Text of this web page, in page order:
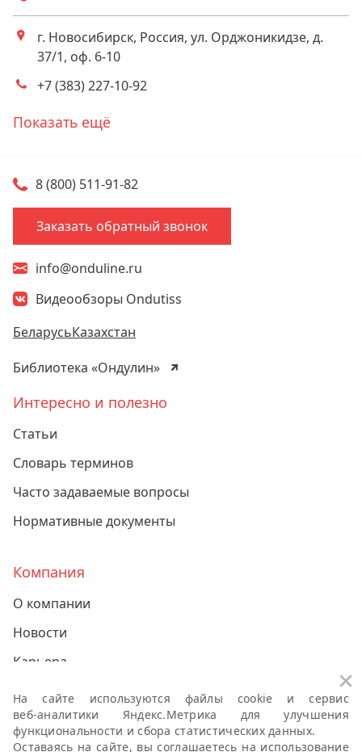
Телефоны
Адрес
г. Новосибирск, Россия, ул. Орджоникидзе, д.
37/1, оф. 6-10
+7 (383) 227-10-92
Показать ещё
8 (800) 511-91-82
Заказать обратный звонок
info@onduline.ru
Видеообзоры Ondutiss
БеларусьКазахстан
Библиотека «Ондулин»
Интересно и полезно
Статьи
Словарь терминов
Часто задаваемые вопросы
Нормативные документы
Компания
О компании
Новости
Карьера
Контакты
Политики компании о персональных данных
На сайте используются файлы cookie и сервис
веб-аналитики Яндекс.Метрика для улучшения
функциональности и сбора статистических данных.
Оставаясь на сайте, вы соглашаетесь на использование